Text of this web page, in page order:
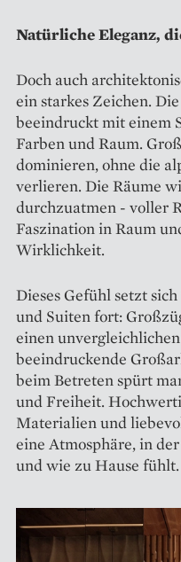
Natürliche Eleganz,
Doch auch
ein starkes Zeichen.
beeindruckt mit einem
Farben und Raum.
dominieren, ohne die
verlieren. Die Räume
durchzuatmen - voller
Faszination in Raum
Wirklichkeit.
Dieses Gefühl setzt
und Suiten fort:
einen
beeindruckende
beim Betreten spürt
und Freiheit.
Materialien und
eine Atmosphäre, in
und wie zu Hause fühlt.